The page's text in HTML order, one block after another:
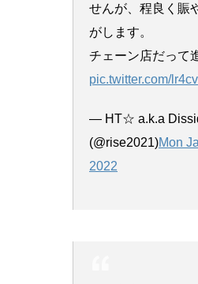
せんが、程良く賑
がします。
チェーン店だって
pic.twitter.com/
— HT☆ a.k.a
(@rise2021)Mon
2022